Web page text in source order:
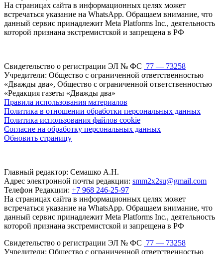
На страницах сайта в информационных целях может
встречаться указание на WhatsApp. Обращаем внимание, что
данный сервис принадлежит Meta Platforms Inc., деятельность
которой признана экстремистской и запрещена в РФ
Свидетельство о регистрации ЭЛ № ФС 77 — 73258
Учредители: Общество с ограниченной ответственностью
«Дважды два», Общество с ограниченной ответственностью
«Редакция газеты «Дважды два»
Правила использования материалов
Политика в отношении обработки персональных данных
Политика использования файлов cookie
Согласие на обработку персональных данных
Обновить страницу
Главный редактор: Семашко А.Н.
Адрес электронной почты редакции: smm2x2su@gmail.com
Телефон Редакции: +7 968 246-25-97
На страницах сайта в информационных целях может
встречаться указание на WhatsApp. Обращаем внимание, что
данный сервис принадлежит Meta Platforms Inc., деятельность
которой признана экстремистской и запрещена в РФ
Свидетельство о регистрации ЭЛ № ФС 77 — 73258
Учредители: Общество с ограниченной ответственностью